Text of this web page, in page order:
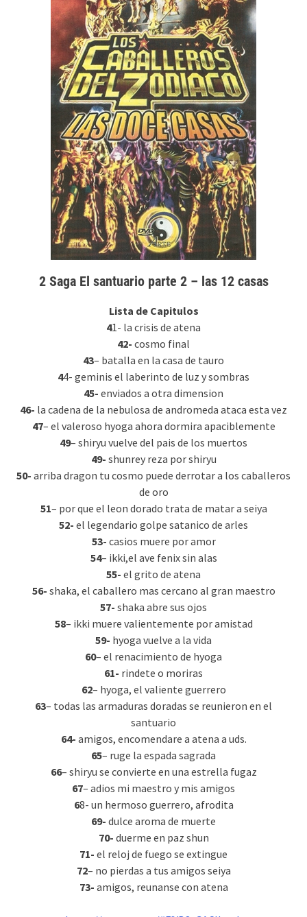
2 Saga El santuario parte 2 – las 12 casas
Lista de Capitulos
41- la crisis de atena
42- cosmo final
43– batalla en la casa de tauro
44- geminis el laberinto de luz y sombras
45- enviados a otra dimension
46- la cadena de la nebulosa de andromeda ataca esta vez
47– el valeroso hyoga ahora dormira apaciblemente
49– shiryu vuelve del pais de los muertos
49- shunrey reza por shiryu
50- arriba dragon tu cosmo puede derrotar a los caballeros
de oro
51– por que el leon dorado trata de matar a seiya
52- el legendario golpe satanico de arles
53- casios muere por amor
54– ikki,el ave fenix sin alas
55- el grito de atena
56- shaka, el caballero mas cercano al gran maestro
57- shaka abre sus ojos
58– ikki muere valientemente por amistad
59- hyoga vuelve a la vida
60– el renacimiento de hyoga
61- rindete o moriras
62– hyoga, el valiente guerrero
63– todas las armaduras doradas se reunieron en el
santuario
64- amigos, encomendare a atena a uds.
65– ruge la espada sagrada
66– shiryu se convierte en una estrella fugaz
67– adios mi maestro y mis amigos
68- un hermoso guerrero, afrodita
69- dulce aroma de muerte
70- duerme en paz shun
71- el reloj de fuego se extingue
72– no pierdas a tus amigos seiya
73- amigos, reunanse con atena